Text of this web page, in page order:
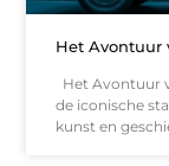
Het Avontuur
Het Avontuur
de iconische
kunst en